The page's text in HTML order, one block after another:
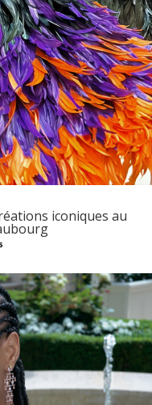
iconiques au